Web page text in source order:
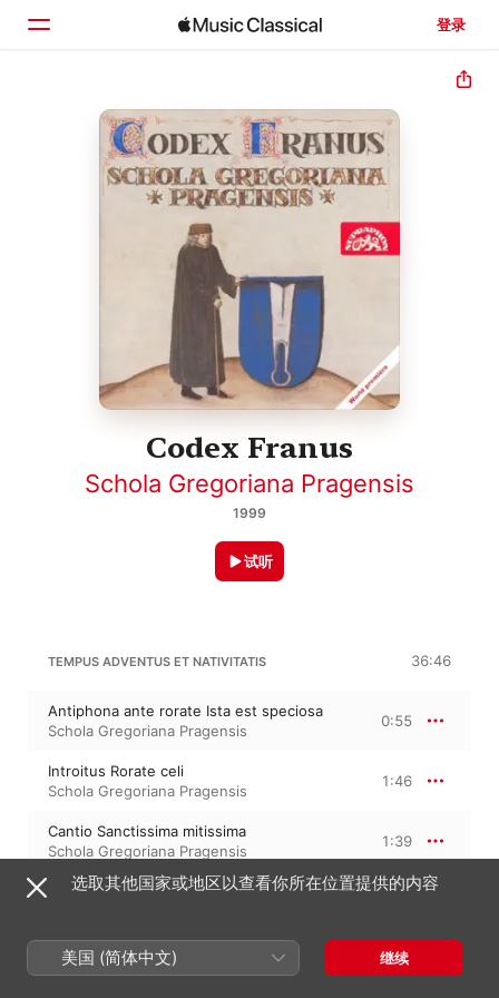
登录
主页
浏览
Codex Franus
Schola Gregoriana Pragensis
1999
试听
TEMPUS ADVENTUS ET NATIVITATIS 36:46
Antiphona ante rorate Ista est speciosa
Schola Gregoriana Pragensis
0:55
Introitus Rorate celi
Schola Gregoriana Pragensis
1:46
Cantio Sanctissima mitissima
Schola Gregoriana Pragensis
1:39
Cantio Angelus ad virginem
Kyrie Závišovo - Cantio Ave Trinitatis
cubile
Schola Gregoriana Pragensis
3:43
选取其他国家或地区以查看你所在位置提供的内容
美国 (简体中文) 继续